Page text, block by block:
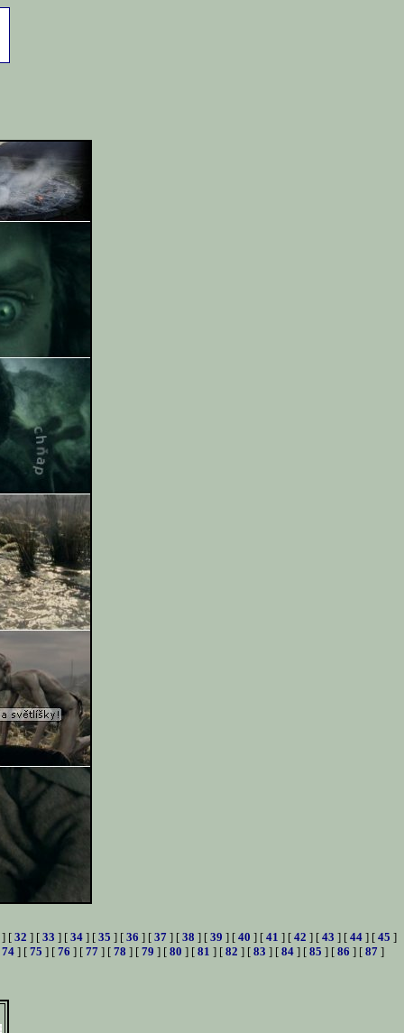
] [ 32 ] [ 33 ] [ 34 ] [ 35 ] [ 36 ] [ 37 ] [ 38 ] [ 39 ] [ 40 ] [ 41 ] [ 42 ] [ 43 ] [ 44 ] [ 45 ]
74] [ 75 ] [ 76 ] [ 77] [ 78 ] [ 79 ] [ 80 ] [ 81 ] [ 82 ] [ 83 ] [ 84] [ 85 ] [ 86 ] [ 87]